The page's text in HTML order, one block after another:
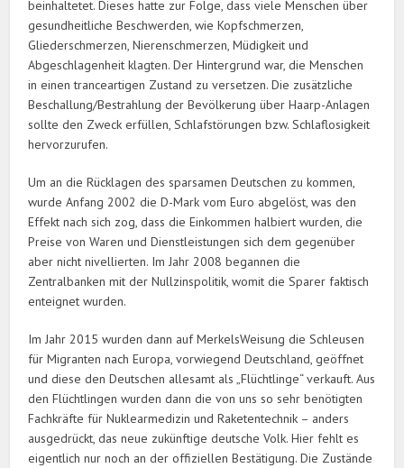
beinhaltetet. Dieses hatte zur Folge, dass viele Menschen über
gesundheitliche Beschwerden, wie Kopfschmerzen,
Gliederschmerzen, Nierenschmerzen, Müdigkeit und
Abgeschlagenheit klagten. Der Hintergrund war, die Menschen
in einen tranceartigen Zustand zu versetzen. Die zusätzliche
Beschallung/Bestrahlung der Bevölkerung über Haarp-Anlagen
sollte den Zweck erfüllen, Schlafstörungen bzw. Schlaflosigkeit
hervorzurufen.
Um an die Rücklagen des sparsamen Deutschen zu kommen,
wurde Anfang 2002 die D-Mark vom Euro abgelöst, was den
Effekt nach sich zog, dass die Einkommen halbiert wurden, die
Preise von Waren und Dienstleistungen sich dem gegenüber
aber nicht nivellierten. Im Jahr 2008 begannen die
Zentralbanken mit der Nullzinspolitik, womit die Sparer faktisch
enteignet wurden.
Im Jahr 2015 wurden dann auf MerkelsWeisung die Schleusen
für Migranten nach Europa, vorwiegend Deutschland, geöffnet
und diese den Deutschen allesamt als „Flüchtlinge“ verkauft. Aus
den Flüchtlingen wurden dann die von uns so sehr benötigten
Fachkräfte für Nuklearmedizin und Raketentechnik – anders
ausgedrückt, das neue zukünftige deutsche Volk. Hier fehlt es
eigentlich nur noch an der offiziellen Bestätigung. Die Zustände